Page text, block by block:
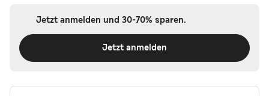
Jetzt anmelden und 30-70% sparen.
Jetzt anmelden